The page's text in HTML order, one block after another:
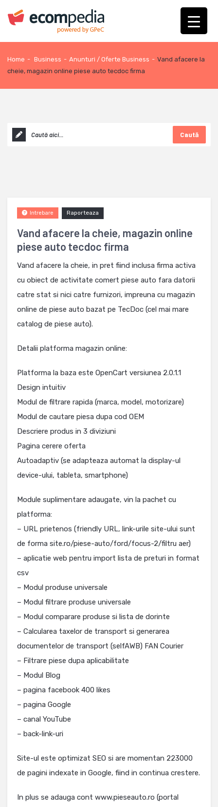
Home - Business - Anunturi / Oferte Business - Vand afacere la
cheie, magazin online piese auto tecdoc firma
Caută
Vand afacere la cheie, magazin online
piese auto tecdoc firma
Raporteaza
Intrebare
Vand afacere la cheie, in pret fiind inclusa firma activa
cu obiect de activitate comert piese auto fara datorii
catre stat si nici catre furnizori, impreuna cu magazin
online de piese auto bazat pe TecDoc (cel mai mare
catalog de piese auto).
Detalii platforma magazin online:
Platforma la baza este OpenCart versiunea 2.0.1.1
Design intuitiv
Modul de filtrare rapida (marca, model, motorizare)
Modul de cautare piesa dupa cod OEM
Descriere produs in 3 diviziuni
Pagina cerere oferta
Autoadaptiv (se adapteaza automat la display-ul
device-ului, tableta, smartphone)
Module suplimentare adaugate, vin la pachet cu
platforma:
– URL prietenos (friendly URL, link-urile site-ului sunt
de forma site.ro/piese-auto/ford/focus-2/filtru aer)
– aplicatie web pentru import lista de preturi in format
csv
– Modul produse universale
– Modul filtrare produse universale
– Modul comparare produse si lista de dorinte
– Calcularea taxelor de transport si generarea
documentelor de transport (selfAWB) FAN Courier
– Filtrare piese dupa aplicabilitate
– Modul Blog
– pagina facebook 400 likes
– pagina Google
– canal YouTube
– back-link-uri
Site-ul este optimizat SEO si are momentan 223000
de pagini indexate in Google, fiind in continua crestere.
In plus se adauga cont www.pieseauto.ro (portal